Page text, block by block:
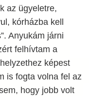
az ügyeletre,
kórházba kell
Anyukám járni
felhívtam a
képest
is fogta volna fel az
hogy jobb volt